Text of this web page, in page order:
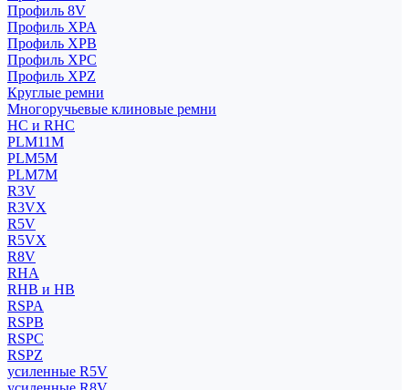
Профиль 8V
Профиль XPA
Профиль XPB
Профиль XPC
Профиль XPZ
Круглые ремни
Многоручьевые клиновые ремни
HC и RHC
PLM11M
PLM5M
PLM7M
R3V
R3VX
R5V
R5VX
R8V
RHA
RHB и HB
RSPA
RSPB
RSPC
RSPZ
усиленные R5V